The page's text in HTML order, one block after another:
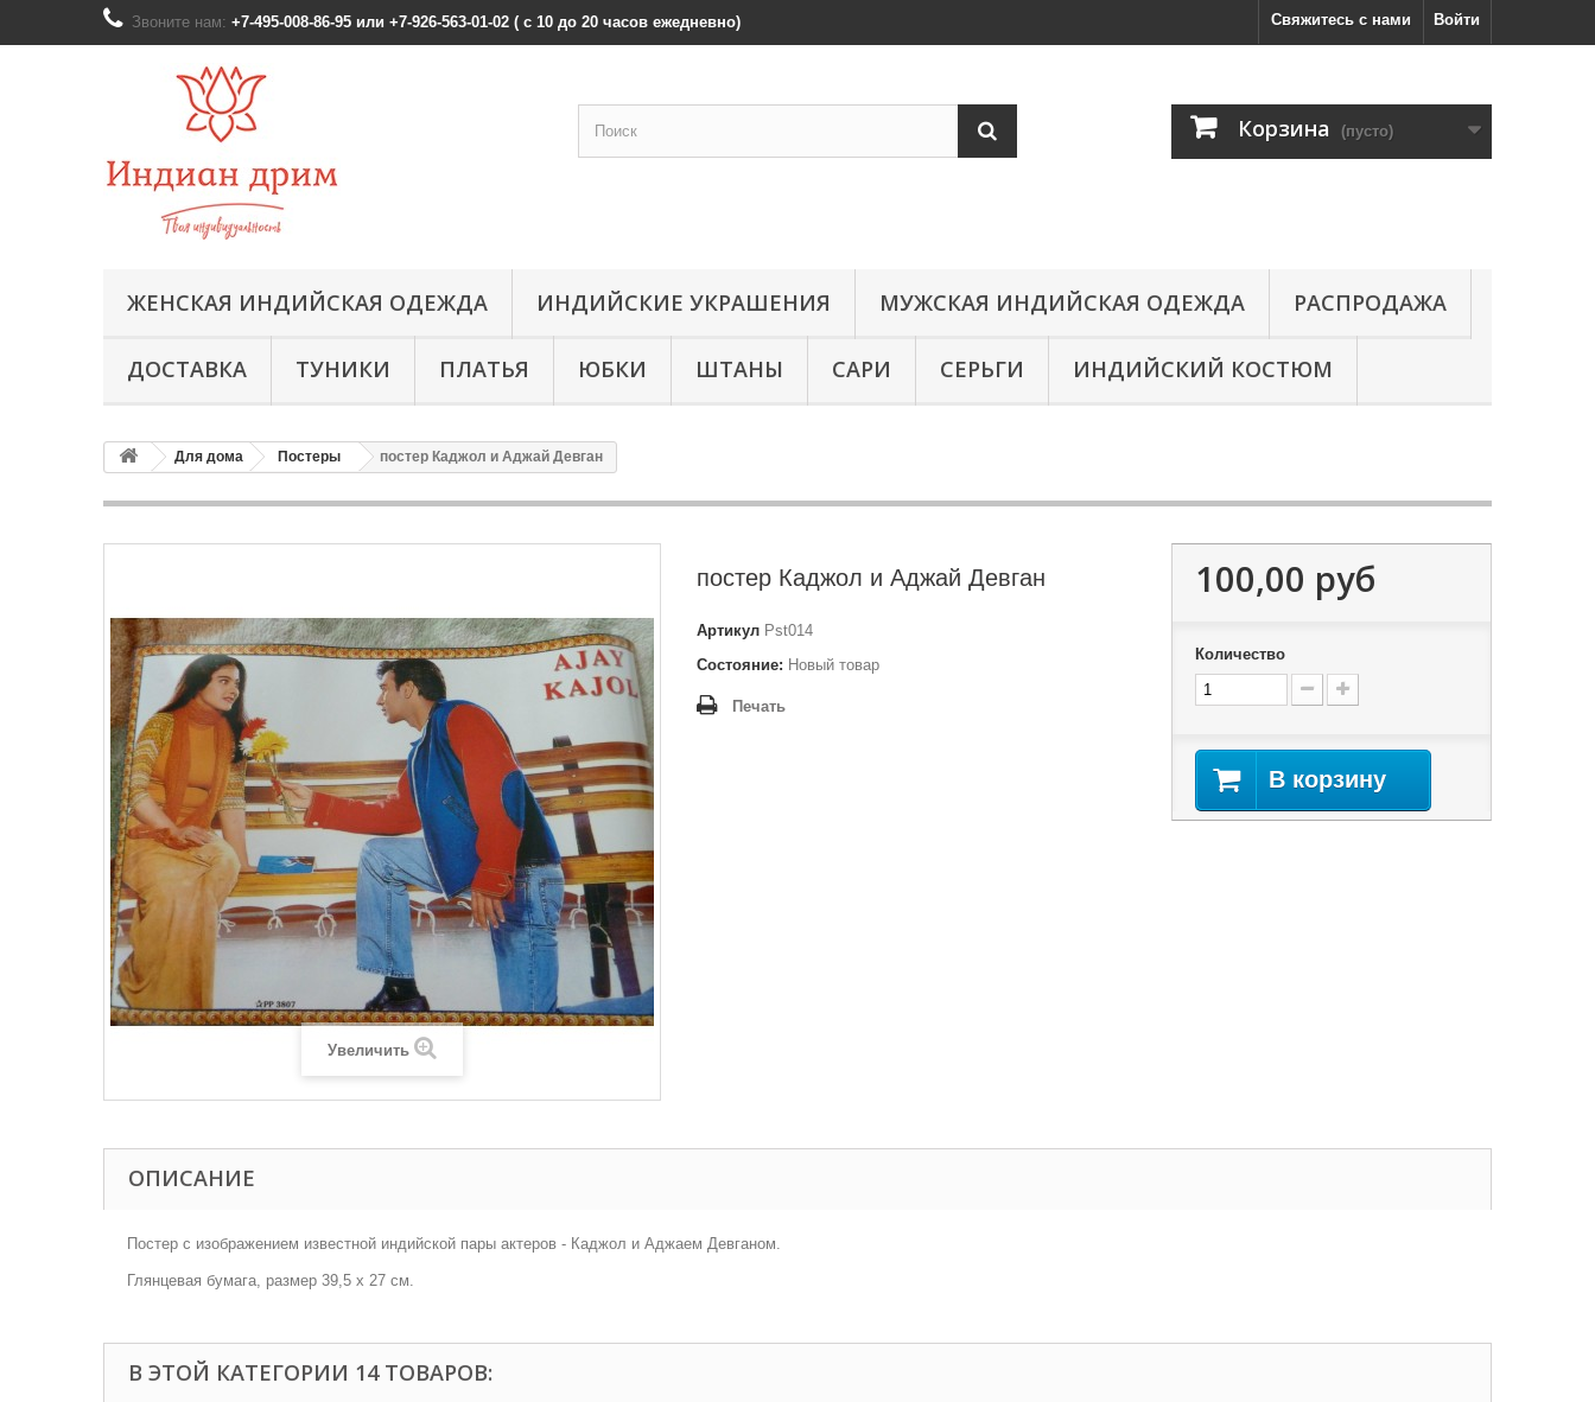
Войти
Свяжитесь с нами
Звоните нам: +7-495-008-86-95 или +7-926-563-01-02 ( с 10 до 20 часов ежедневно)
Корзина (пусто)
ЖЕНСКАЯ ИНДИЙСКАЯ ОДЕЖДА ИНДИЙСКИЕ УКРАШЕНИЯ МУЖСКАЯ ИНДИЙСКАЯ ОДЕЖДА РАСПРОДАЖА
ДОСТАВКА ТУНИКИ ПЛАТЬЯ ЮБКИ ШТАНЫ САРИ СЕРЬГИ ИНДИЙСКИЙ КОСТЮМ
Для дома Постеры постер Каджол и Аджай Девган
Увеличить
постер Каджол и Аджай Девган
Артикул Pst014
Состояние: Новый товар
Печать
100,00 руб
Количество
В корзину
ОПИСАНИЕ
Постер с изображением известной индийской пары актеров - Каджол и Аджаем Девганом.
Глянцевая бумага, размер 39,5 х 27 см.
В ЭТОЙ КАТЕГОРИИ 14 ТОВАРОВ: